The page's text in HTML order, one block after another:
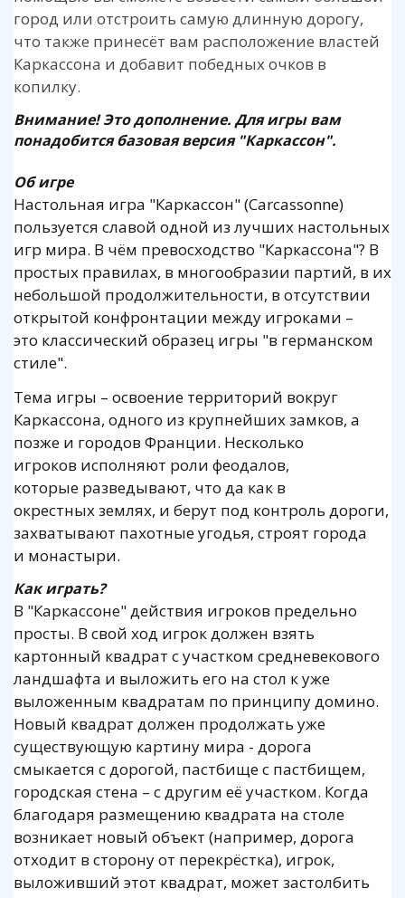
город или отстроить самую длинную дорогу,
что также принесёт вам расположение властей
Каркассона и добавит победных очков в
копилку.
Внимание! Это дополнение. Для игры вам
понадобится базовая версия "Каркассон".
Об игре
Настольная игра "Каркассон" (Carcassonne)
пользуется славой одной из лучших настольных
игр мира. В чём превосходство "Каркассона"? В
простых правилах, в многообразии партий, в их
небольшой продолжительности, в отсутствии
открытой конфронтации между игроками –
это классический образец игры "в германском
стиле".
Тема игры – освоение территорий вокруг
Каркассона, одного из крупнейших замков, а
позже и городов Франции. Несколько
игроков исполняют роли феодалов,
которые разведывают, что да как в
окрестных землях, и берут под контроль дороги,
захватывают пахотные угодья, строят города
и монастыри.
Как играть?
В "Каркассоне" действия игроков предельно
просты. В свой ход игрок должен взять
картонный квадрат с участком средневекового
ландшафта и выложить его на стол к уже
выложенным квадратам по принципу домино.
Новый квадрат должен продолжать уже
существующую картину мира - дорога
смыкается с дорогой, пастбище с пастбищем,
городская стена – с другим её участком. Когда
благодаря размещению квадрата на столе
возникает новый объект (например, дорога
отходит в сторону от перекрёстка), игрок,
выложивший этот квадрат, может застолбить